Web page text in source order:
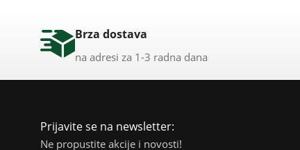
Brza dostava
na adresi za 1-3 radna dana
Prijavite se na newsletter:
Ne propustite akcije i novosti!